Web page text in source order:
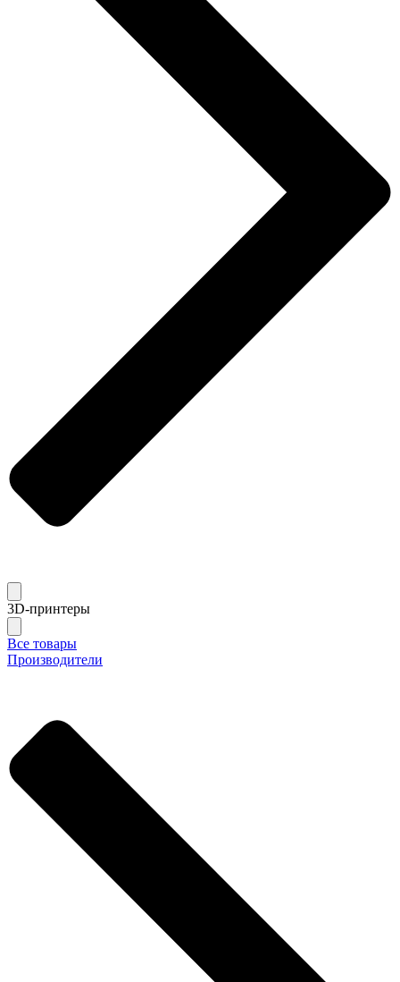
3D-принтеры
Все товары
Производители